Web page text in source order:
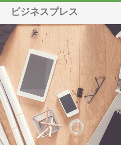
ビジネスプレス